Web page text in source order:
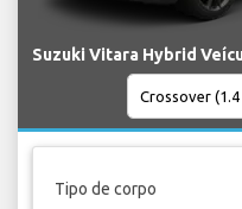
Suzuki Vitara Hybrid
Tipo de corpo